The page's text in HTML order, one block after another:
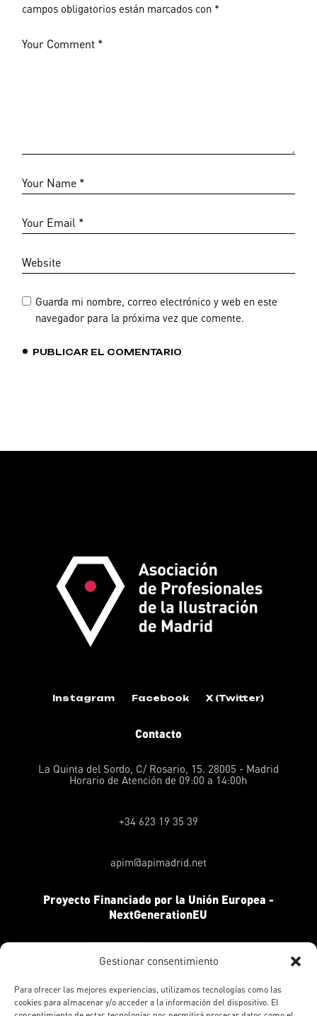
Gestionar consentimiento
Para ofrecer las mejores experiencias, utilizamos tecnologías como las
cookies para almacenar y/o acceder a la información del dispositivo. El
campos obligatorios están marcados con *
Guarda mi nombre, correo electrónico y web en este
navegador para la próxima vez que comente.
PUBLICAR EL COMENTARIO
Instagram Facebook X (Twitter)
Contacto
La Quinta del Sordo, C/ Rosario, 15. 28005 - Madrid
Horario de Atención de 09:00 a 14:00h
+34 623 19 35 39
apim@apimadrid.net
Proyecto Financiado por la Unión Europea -
NextGenerationEU